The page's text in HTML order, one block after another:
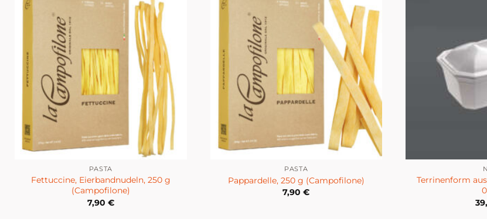
PASTA
Fettuccine, Eierbandnudeln, 250 g
(Campofilone)
7,90 €
PASTA
Pappardelle, 250 g (Campofilone)
7,90€
Terrinenform aus